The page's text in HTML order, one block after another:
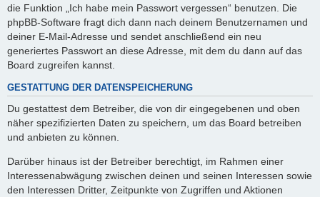
die Funktion „Ich habe mein Passwort vergessen“ benutzen. Die
phpBB-Software fragt dich dann nach deinem Benutzernamen und
deiner E-Mail-Adresse und sendet anschließend ein neu
generiertes Passwort an diese Adresse, mit dem du dann auf das
Board zugreifen kannst.
GESTATTUNG DER DATENSPEICHERUNG
Du gestattest dem Betreiber, die von dir eingegebenen und oben
näher spezifizierten Daten zu speichern, um das Board betreiben
und anbieten zu können.
Darüber hinaus ist der Betreiber berechtigt, im Rahmen einer
Interessenabwägung zwischen deinen und seinen Interessen sowie
den Interessen Dritter, Zeitpunkte von Zugriffen und Aktionen